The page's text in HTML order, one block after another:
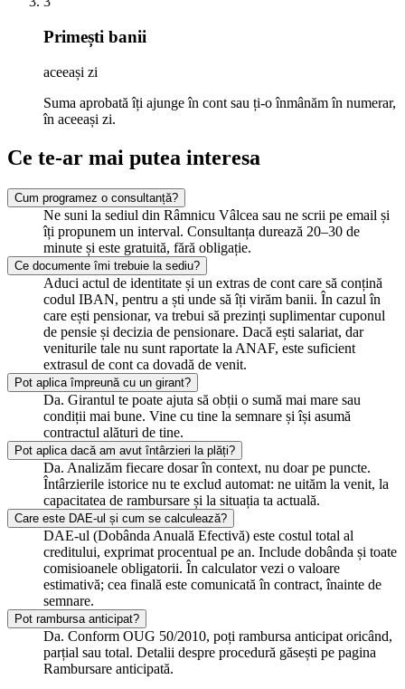
Primești banii
aceeași zi
Suma aprobată îți ajunge în cont sau ți-o înmânăm în numerar,
în aceeași zi.
Ce te-ar mai putea interesa
Cum programez o consultanță?
Ne suni la sediul din Râmnicu Vâlcea sau ne scrii pe email și
îți propunem un interval. Consultanța durează 20–30 de
minute și este gratuită, fără obligație.
Ce documente îmi trebuie la sediu?
Aduci actul de identitate și un extras de cont care să conțină
codul IBAN, pentru a ști unde să îți virăm banii. În cazul în
care ești pensionar, va trebui să prezinți suplimentar cuponul
de pensie și decizia de pensionare. Dacă ești salariat, dar
veniturile tale nu sunt raportate la ANAF, este suficient
extrasul de cont ca dovadă de venit.
Pot aplica împreună cu un girant?
Da. Girantul te poate ajuta să obții o sumă mai mare sau
condiții mai bune. Vine cu tine la semnare și își asumă
contractul alături de tine.
Pot aplica dacă am avut întârzieri la plăți?
Da. Analizăm fiecare dosar în context, nu doar pe puncte.
Întârzierile istorice nu te exclud automat: ne uităm la venit, la
capacitatea de rambursare și la situația ta actuală.
Care este DAE-ul și cum se calculează?
DAE-ul (Dobânda Anuală Efectivă) este costul total al
creditului, exprimat procentual pe an. Include dobânda și toate
comisioanele obligatorii. În calculator vezi o valoare
estimativă; cea finală este comunicată în contract, înainte de
semnare.
Pot rambursa anticipat?
Da. Conform OUG 50/2010, poți rambursa anticipat oricând,
parțial sau total. Detalii despre procedură găsești pe pagina
Rambursare anticipată.